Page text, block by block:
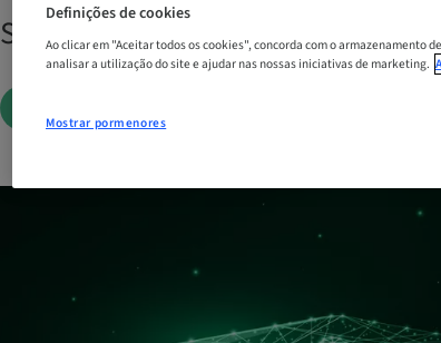
Sob demanda | Online
Definições de cookies
Ao clicar em "Aceitar todos os cookies", concorda com o armazenamento
analisar a utilização do site e ajudar nas nossas iniciativas de marketing.
Mostrar pormenores